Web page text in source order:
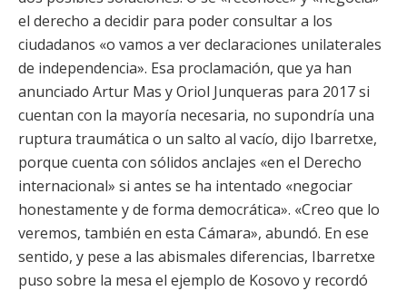
el derecho a decidir para poder consultar a los
ciudadanos «o vamos a ver declaraciones unilaterales
de independencia». Esa proclamación, que ya han
anunciado Artur Mas y Oriol Junqueras para 2017 si
cuentan con la mayoría necesaria, no supondría una
ruptura traumática o un salto al vacío, dijo Ibarretxe,
porque cuenta con sólidos anclajes «en el Derecho
internacional» si antes se ha intentado «negociar
honestamente y de forma democrática». «Creo que lo
veremos, también en esta Cámara», abundó. En ese
sentido, y pese a las abismales diferencias, Ibarretxe
puso sobre la mesa el ejemplo de Kosovo y recordó